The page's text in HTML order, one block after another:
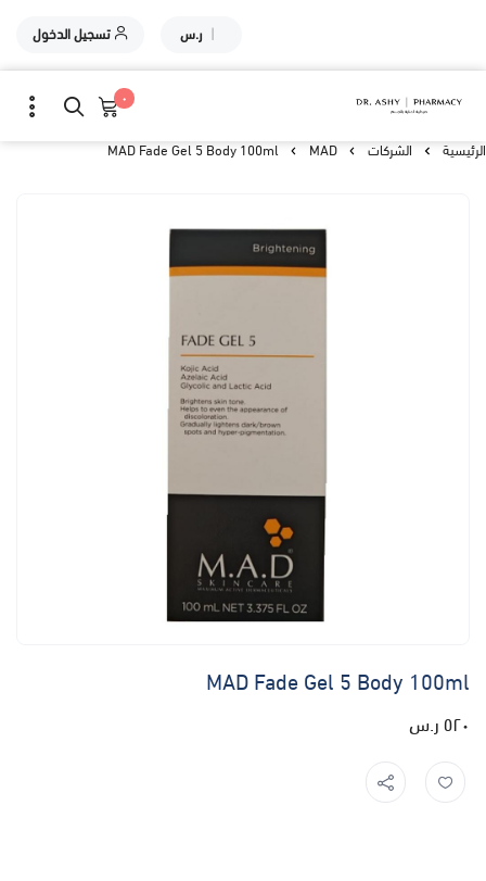
| ر.س تسجيل الدخول
٠
الرئيسية الشركات MAD
MAD Fade Gel 5 Body 100ml
MAD Fade Gel 5 Body 100ml
٥٢٠ ر.س